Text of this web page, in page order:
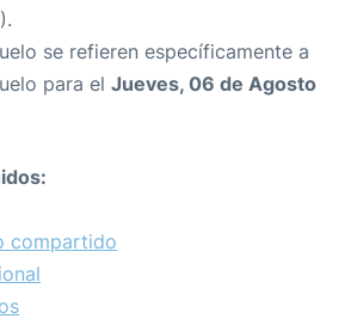
se refieren específicamente a
para el Jueves, 06 de Agosto
compartido